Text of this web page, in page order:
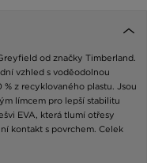
od značky Timberland.
vzhled s voděodolnou
z recyklovaného plastu. Jsou
límcem pro lepší stabilitu
EVA, která tlumí otřesy
kontakt s povrchem. Celek